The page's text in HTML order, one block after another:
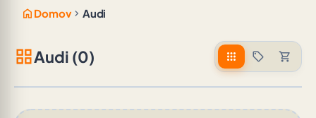
home Domov chevron_right Audi
grid_viewAudi (0) apps sell shopping_cart